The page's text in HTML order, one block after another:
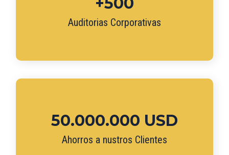
Auditorias Corporativas
50.000.000 USD
Ahorros a nustros Clientes